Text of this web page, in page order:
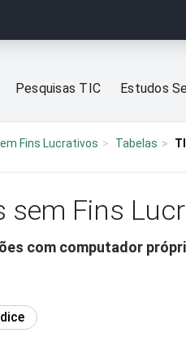
Pesquisas TIC Estudos
Fins Lucrativos Tabelas
sem Fins
com computador